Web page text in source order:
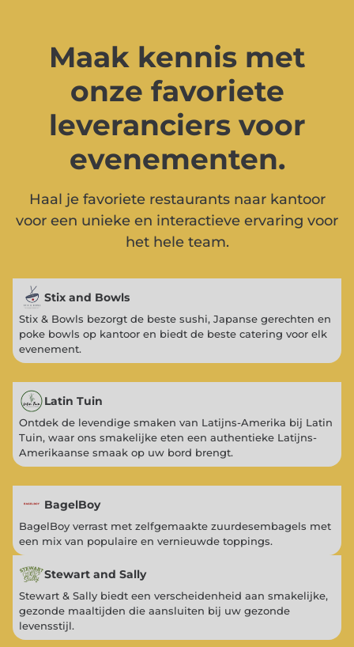
Maak kennis met
onze favoriete
leveranciers voor
evenementen.
Haal je favoriete restaurants naar kantoor
voor een unieke en interactieve ervaring voor
het hele team.
Stix and Bowls
Stix & Bowls bezorgt de beste sushi, Japanse gerechten en
poke bowls op kantoor en biedt de beste catering voor elk
evenement.
Latin Tuin
Ontdek de levendige smaken van Latijns-Amerika bij Latin
Tuin, waar ons smakelijke eten een authentieke Latijns-
Amerikaanse smaak op uw bord brengt.
BagelBoy
BagelBoy verrast met zelfgemaakte zuurdesembagels met
een mix van populaire en vernieuwde toppings.
Stewart and Sally
Stewart & Sally biedt een verscheidenheid aan smakelijke,
gezonde maaltijden die aansluiten bij uw gezonde
levensstijl.